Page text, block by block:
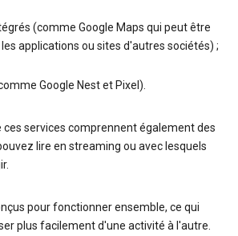
(comme Google Maps qui peut être
applications ou sites d'autres sociétés) ;
Google Nest et Pixel).
ces services comprennent également des
lire en streaming ou avec lesquels
pour fonctionner ensemble, ce qui
plus facilement d'une activité à l'autre.